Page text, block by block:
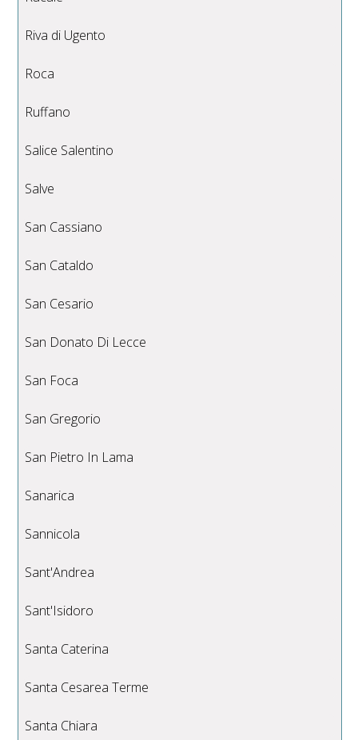
Riva di Ugento
Roca
Ruffano
Salice Salentino
Salve
San Cassiano
San Cataldo
San Cesario
San Donato Di Lecce
San Foca
San Gregorio
San Pietro In Lama
Sanarica
Sannicola
Sant'Andrea
Sant'Isidoro
Santa Caterina
Santa Cesarea Terme
Santa Chiara